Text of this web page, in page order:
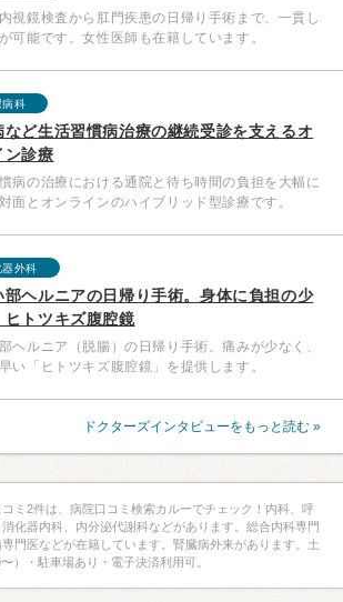
視鏡検査から肛門疾患の日帰り手術まで、一貫し
可能です。女性医師も在籍しています。
病科
など生活習慣病治療の継続受診を支えるオ
ン診療
病の治療における通院と待ち時間の負担を大幅に
面とオンラインのハイブリッド型診療です。
器外科
部ヘルニアの日帰り手術。身体に負担の少
ヒトツキズ腹腔鏡
ヘルニア（脱腸）の日帰り手術。痛みが少なく、
い「ヒトツキズ腹腔鏡」を提供します。
ドクターズインタビューをもっと読む »
ミ2件は、病院口コミ検索カルーでチェック！内科、呼
化器内科、内分泌代謝科などがあります。総合内科専門
門医などが在籍しています。腎臓病外来があります。土
）・駐車場あり・電子決済利用可。